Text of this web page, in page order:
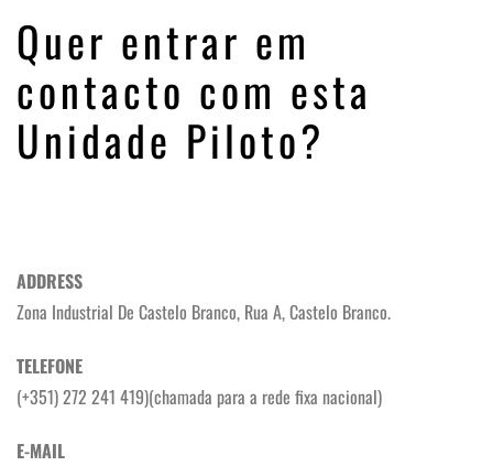
Quer entrar em
contacto com esta
Unidade Piloto?
ADDRESS
Zona Industrial De Castelo Branco, Rua A, Castelo Branco.
TELEFONE
(+351) 272 241 419)(chamada para a rede fixa nacional)
E-MAIL